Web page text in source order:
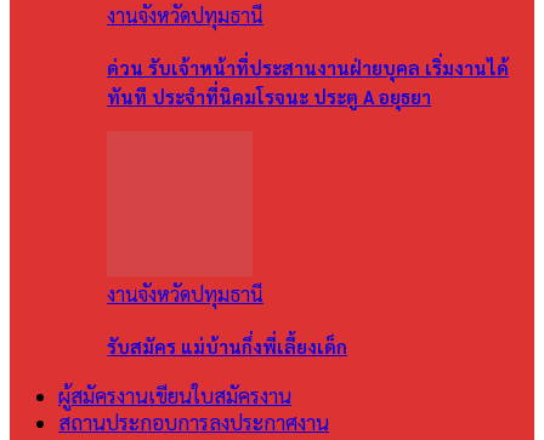
งานจังหวัดปทุมธานี
ด่วน รับเจ้าหน้าที่ประสานงานฝ่ายบุคล เริ่มงานได้
ทันที ประจำที่นิคมโรจนะ ประตู A อยุธยา
งานจังหวัดปทุมธานี
รับสมัคร แม่บ้านกึ่งพี่เลี้ยงเด็ก
ผู้สมัครงานเขียนใบสมัครงาน
สถานประกอบการลงประกาศงาน